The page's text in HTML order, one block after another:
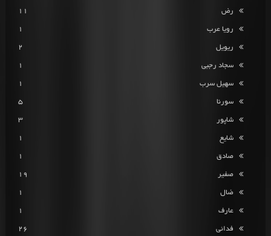
رض 11
رویا عرب 1
ریویل 2
سجاد رجبی 1
سهیل سرب 1
سورنا 5
شاپور 3
شایع 1
صادق 1
صفیر 19
ضال 1
عارف 1
فدائی 26